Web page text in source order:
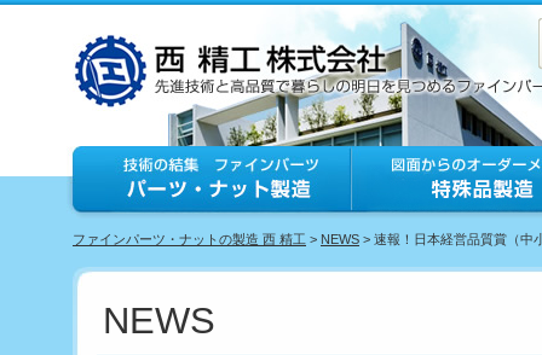
ファインパーツ・ナットの製造 西 精工 > NEWS > 速報！日本経営品質賞（中
NEWS